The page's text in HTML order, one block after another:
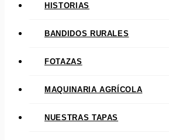
HISTORIAS
BANDIDOS RURALES
FOTAZAS
MAQUINARIA AGRÍCOLA
NUESTRAS TAPAS